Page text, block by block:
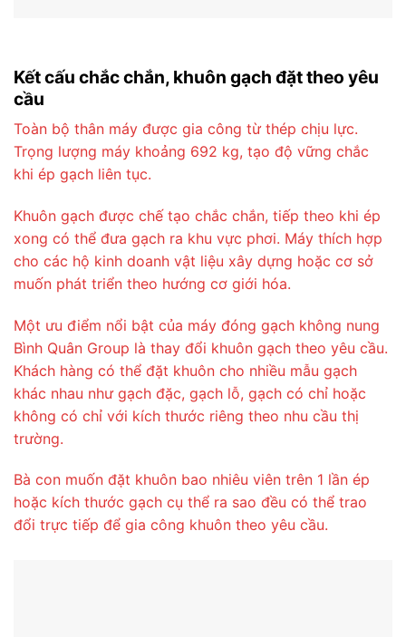
Kết cấu chắc chắn, khuôn gạch đặt theo yêu
cầu
Toàn bộ thân máy được gia công từ thép chịu lực.
Trọng lượng máy khoảng 692 kg, tạo độ vững chắc
khi ép gạch liên tục.
Khuôn gạch được chế tạo chắc chắn, tiếp theo khi ép
xong có thể đưa gạch ra khu vực phơi. Máy thích hợp
cho các hộ kinh doanh vật liệu xây dựng hoặc cơ sở
muốn phát triển theo hướng cơ giới hóa.
Một ưu điểm nổi bật của máy đóng gạch không nung
Bình Quân Group là thay đổi khuôn gạch theo yêu cầu.
Khách hàng có thể đặt khuôn cho nhiều mẫu gạch
khác nhau như gạch đặc, gạch lỗ, gạch có chỉ hoặc
không có chỉ với kích thước riêng theo nhu cầu thị
trường.
Bà con muốn đặt khuôn bao nhiêu viên trên 1 lần ép
hoặc kích thước gạch cụ thể ra sao đều có thể trao
đổi trực tiếp để gia công khuôn theo yêu cầu.